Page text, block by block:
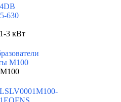
4DB
630
3 кВт
M100
LSLV0001M100-